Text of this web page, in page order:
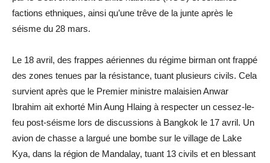
factions ethniques, ainsi qu’une trêve de la junte après le
séisme du 28 mars.
Le 18 avril, des frappes aériennes du régime birman ont frappé
des zones tenues par la résistance, tuant plusieurs civils. Cela
survient après que le Premier ministre malaisien Anwar
Ibrahim ait exhorté Min Aung Hlaing à respecter un cessez-le-
feu post-séisme lors de discussions à Bangkok le 17 avril. Un
avion de chasse a largué une bombe sur le village de Lake
Kya, dans la région de Mandalay, tuant 13 civils et en blessant